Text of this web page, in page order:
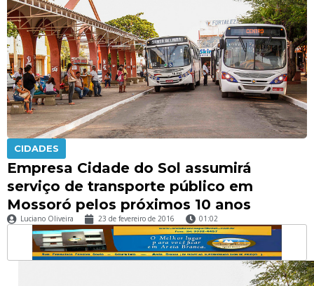
CIDADES
Empresa Cidade do Sol assumirá
serviço de transporte público em
Mossoró pelos próximos 10 anos
Luciano Oliveira 23 de fevereiro de 2016 01:02